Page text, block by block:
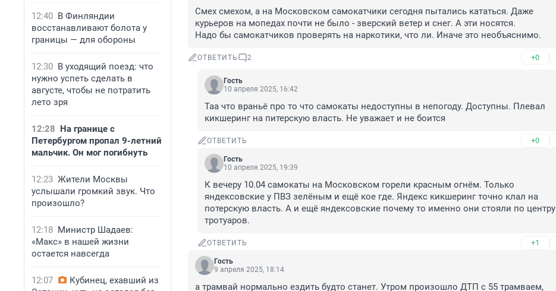
12:40 В Финляндии
восстанавливают болота у
границы — для обороны
12:30 В уходящий поезд: что
нужно успеть сделать в
августе, чтобы не потратить
лето зря
12:28 На границе с
Петербургом пропал 9-летний
мальчик. Он мог погибнуть
12:23 Жители Москвы
услышали громкий звук. Что
произошло?
12:18 Министр Шадаев:
«Макс» в нашей жизни
остается навсегда
12:07
Кубинец, ехавший из
Смех смехом, а на Московском самокатчики сегодня пытались кататься. Даже
курьеров на мопедах почти не было - зверский ветер и снег. А эти носятся.
Надо бы самокатчиков проверять на наркотики, что ли. Иначе это необъяснимо.
ОТВЕТИТЬ 2 +0
Гость
10 апреля 2025, 16:42
Таа что враньё про то что самокаты недоступны в непогоду. Доступны. Плевал
кикшеринг на питерскую власть. Не уважает и не боится
ОТВЕТИТЬ +0
Гость
10 апреля 2025, 19:39
К вечеру 10.04 самокаты на Московском горели красным огнём. Только
яндексовские у ПВЗ зелёным и ещё кое где. Яндекс кикшеринг точно клал на
потерскую власть. А и ещё яндексовские почему то именно они стояли по центру
тротуаров.
ОТВЕТИТЬ +1
Гость
9 апреля 2025, 18:14
а трамвай нормально ездить будто станет. Утром произошло ДТП с 55 трамваем,